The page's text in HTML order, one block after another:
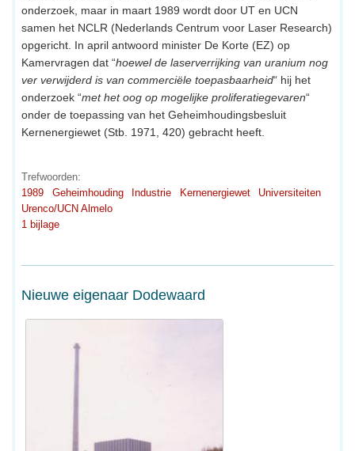
onderzoek, maar in maart 1989 wordt door UT en UCN
samen het NCLR (Nederlands Centrum voor Laser Research)
opgericht. In april antwoord minister De Korte (EZ) op
Kamervragen dat “hoewel de laserverrijking van uranium nog
ver verwijderd is van commerciële toepasbaarheid“ hij het
onderzoek “met het oog op mogelijke proliferatiegevaren“
onder de toepassing van het Geheimhoudingsbesluit
Kernenergiewet (Stb. 1971, 420) gebracht heeft.
Trefwoorden:
1989
Geheimhouding Industrie Kernenergiewet
Universiteiten
Urenco/UCN Almelo
1 bijlage
Nieuwe eigenaar Dodewaard